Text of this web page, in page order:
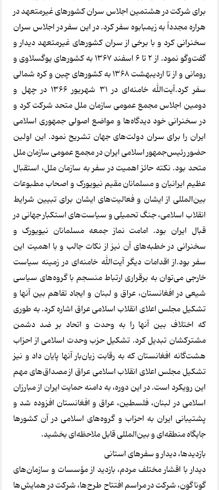
برای شرکت در هشتمین اجلاس سران کشورهای غیرمتعهد در
هراره مجدداً به زیمبابوه سفر کرد. در این سفر در اجلاس سران
سخنرانی کرد و با برخی از سران کشورهای غیرمتعهد دیدار و
گفت‌وگو نمود. از ۲ تا ۶ اسفند ۱۳۶۷ به کشورهای یوگسلاوی و
رومانی و از تا اردیبهشت ۱۳۶۸ به کشورهای چین و کره شمالی
سفر کرد.آیت‌الله خامنه‌ای در ۳۱ شهریور ۱۳۶۶ در چهل و
دومین اجلاس مجمع عمومی سازمان ملل متحد شرکت کرد و
در سخنرانی خود دیدگاه‌ها و مواضع اصولی جمهوری اسلامی
ایران را برای سران دولت‌های جهان تشریح نمود. این اولین
حضور رئیس‌جمهور اسلامی ایران در مجمع عمومی سازمان ملل
متحد بود. نکته حائز اهمیت در سفر به سازمان ملل، استقبال
عظیم ایرانیان و مسلمانان مقیم نیویورک و اصحاب مطبوعات
بین‌المللی از ایشان و فعالیت‌های ایشان برای تبیین شرایط
انقلاب اسلامی، جنگ تحمیلی و سیاست‌های استکبار جهانی در
قبال ایران بود. امامت نماز جمعه مسلمانان نیویورک و
سخنرانی در خطبه‌های آن نیز از نکات جالب و با اهمیت این
سفر بود.از اقدامات دیگر آیت‌الله خامنه‌ای در زمینه سیاست
خارجی می‌توان به برقراری ارتباط منسجم با گروه‌های سیاسی
شیعی در افغانستان، عراق و لبنان و ایجاد تفاهم بین آنها و
تشکیل مجلس اعلای انقلاب اسلامی عراق اشاره کرد. به طوری
که اختلاف بین آنها را به وحدت و اتحاد بر ضد دشمن
مشترکشان تبدیل کرد. تشکیل حزب وحدت اسلامی از احزاب
هشت‌گانه افغانستان که به رقابت زیان‌بار آنها پایان داد و نیز
تشکیل مجلس اعلای انقلاب اسلامی عراق از مصداق‌های مهم
این رویکرد است. در این دوره، به دامنه حمایت ایران از مبارزان
اسلامی در لبنان، فلسطین، عراق و افغانستان افزوده شد و
پشتیبانی ایران به احزاب و گروه‌های اسلامی در آن کشورها
جایگاه منطقه‌ای و بین‌المللی قابل ملاحظه‌ای بخشید.
بازدیدها، دیدار و سفرهای استانی
دیدار با اقشار مختلف مردم، بازدید از مؤسسات و سازمان‌های
گوناگون، شرکت در مراسم افتتاح طرح‌ها، شرکت در همایش‌ها